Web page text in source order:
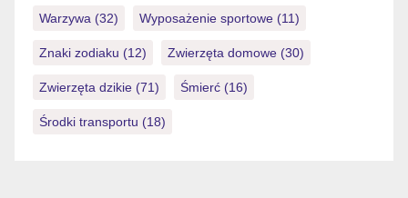
Warzywa (32) Wyposażenie sportowe (11)
Znaki zodiaku (12) Zwierzęta domowe (30)
Zwierzęta dzikie (71) Śmierć (16)
Środki transportu (18)